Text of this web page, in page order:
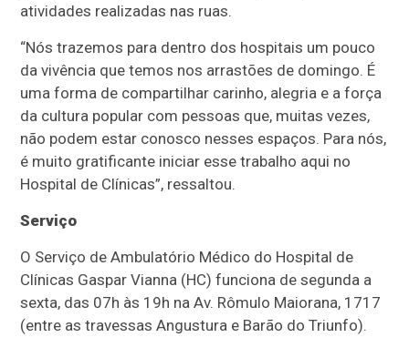
atividades realizadas nas ruas.
“Nós trazemos para dentro dos hospitais um pouco
da vivência que temos nos arrastões de domingo. É
uma forma de compartilhar carinho, alegria e a força
da cultura popular com pessoas que, muitas vezes,
não podem estar conosco nesses espaços. Para nós,
é muito gratificante iniciar esse trabalho aqui no
Hospital de Clínicas”, ressaltou.
Serviço
O Serviço de Ambulatório Médico do Hospital de
Clínicas Gaspar Vianna (HC) funciona de segunda a
sexta, das 07h às 19h na Av. Rômulo Maiorana, 1717
(entre as travessas Angustura e Barão do Triunfo).